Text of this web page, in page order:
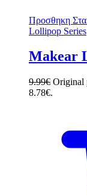
Προσθηκη
Lollipop Series
Makear
9.99€ Original
8.78€.